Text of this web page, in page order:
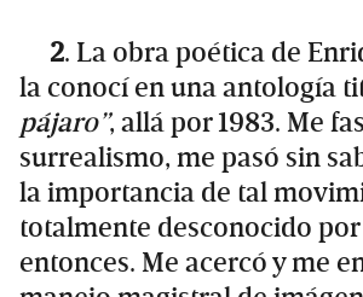
2. La obra poética de
la conocí en una antología
pájaro”, allá por 1983. Me
surrealismo, me pasó sin
la importancia de tal
totalmente desconocido por
entonces. Me acercó y me